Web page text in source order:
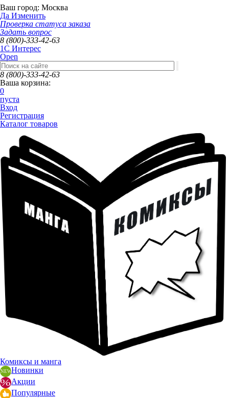
Ваш город: Москва
Да Изменить
Проверка статуса заказа
Задать вопрос
8 (800)-333-42-63
1C Интерес
Open
8 (800)-333-42-63
Ваша корзина:
0
пуста
Вход
Регистрация
Каталог товаров
Комиксы и манга
Новинки
Акции
Популярные